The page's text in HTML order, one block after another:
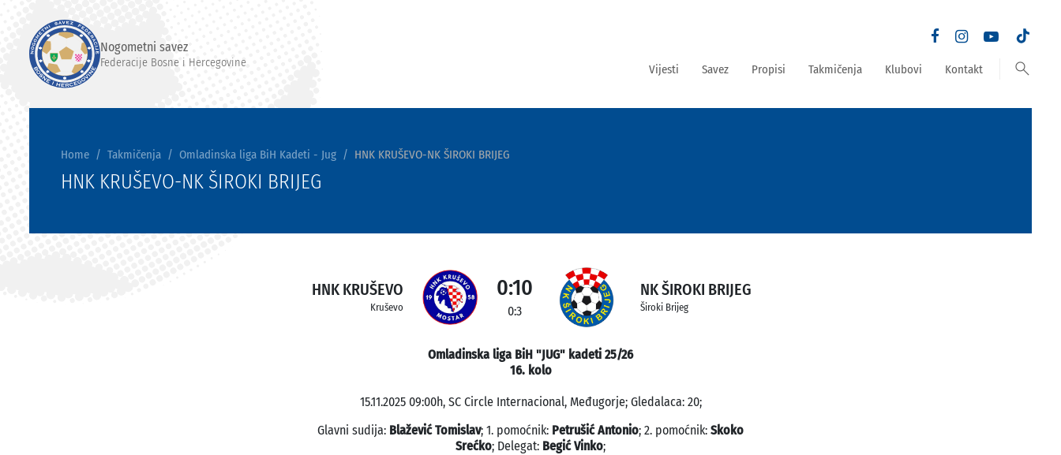
Nogometni savez
Federacije Bosne i Hercegovine Vijesti Savez Propisi Takmičenja Klubovi Kontakt search
Home Takmičenja Omladinska liga BiH Kadeti - Jug HNK KRUŠEVO-NK ŠIROKI BRIJEG
HNK KRUŠEVO-NK ŠIROKI BRIJEG
HNK KRUŠEVO
Kruševo
0:10
0:3
NK ŠIROKI BRIJEG
Široki Brijeg
Omladinska liga BiH "JUG" kadeti 25/26
16. kolo
15.11.2025 09:00h, SC Circle Internacional, Međugorje; Gledalaca: 20;
Glavni sudija: Blažević Tomislav; 1. pomoćnik: Petrušić Antonio; 2. pomoćnik: Skoko
Srećko; Delegat: Begić Vinko;